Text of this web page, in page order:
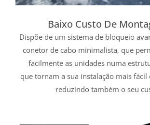
Baixo Custo De
Dispõe de um sistema de bloqueio
conetor de cabo minimalista, que
facilmente as unidades numa
que tornam a sua instalação mais fácil
reduzindo também o seu